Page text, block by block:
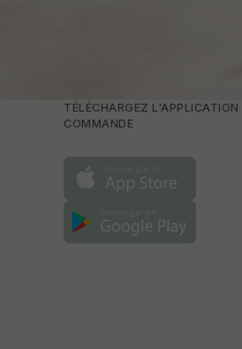
TÉLÉCHARGEZ
COMMANDE